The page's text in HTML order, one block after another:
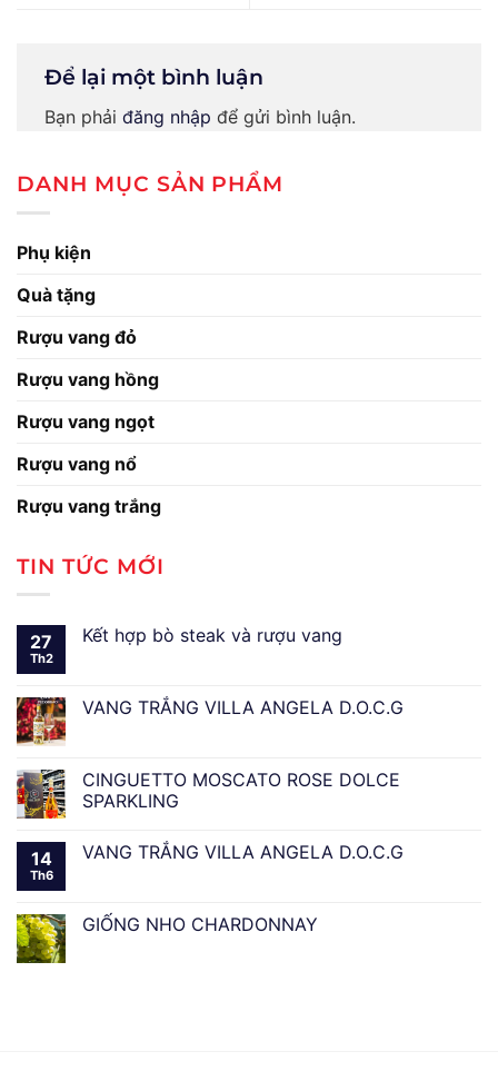
Để lại một bình luận
Bạn phải đăng nhập để gửi bình luận.
DANH MỤC SẢN PHẨM
Phụ kiện
Quà tặng
Rượu vang đỏ
Rượu vang hồng
Rượu vang ngọt
Rượu vang nổ
Rượu vang trắng
TIN TỨC MỚI
27
Th2
Kết hợp bò steak và rượu vang
VANG TRẮNG VILLA ANGELA D.O.C.G
CINGUETTO MOSCATO ROSE DOLCE
SPARKLING
14
Th6
VANG TRẮNG VILLA ANGELA D.O.C.G
GIỐNG NHO CHARDONNAY